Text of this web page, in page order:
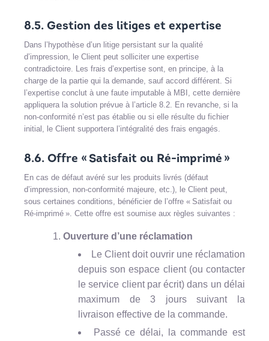
8.5. Gestion des litiges et expertise
Dans l’hypothèse d’un litige persistant sur la qualité
d’impression, le Client peut solliciter une expertise
contradictoire. Les frais d’expertise sont, en principe, à la
charge de la partie qui la demande, sauf accord différent. Si
l’expertise conclut à une faute imputable à MBI, cette dernière
appliquera la solution prévue à l’article 8.2. En revanche, si la
non-conformité n’est pas établie ou si elle résulte du fichier
initial, le Client supportera l’intégralité des frais engagés.
8.6. Offre « Satisfait ou Ré-imprimé »
En cas de défaut avéré sur les produits livrés (défaut
d’impression, non-conformité majeure, etc.), le Client peut,
sous certaines conditions, bénéficier de l’offre « Satisfait ou
Ré-imprimé ». Cette offre est soumise aux règles suivantes :
Ouverture d’une réclamation
Le Client doit ouvrir une réclamation
depuis son espace client (ou contacter
le service client par écrit) dans un délai
maximum de 3 jours suivant la
livraison effective de la commande.
Passé ce délai, la commande est